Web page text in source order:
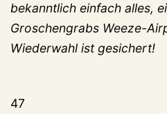
bekanntlich einfach alles,
Groschengrabs Weeze-
Wiederwahl ist gesichert!
47